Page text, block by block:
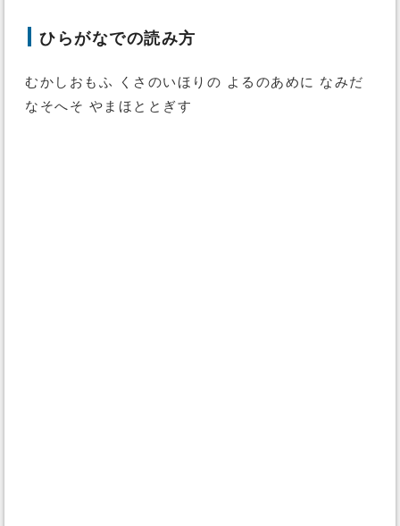
ひらがなでの読み方
むかしおもふ くさのいほりの よるのあめに なみだ
なそへそ やまほととぎす